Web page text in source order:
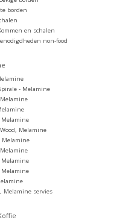
borden
en schalen
non-food
- Melamine
Melamine
Melamine
Melamine
Melamine servies